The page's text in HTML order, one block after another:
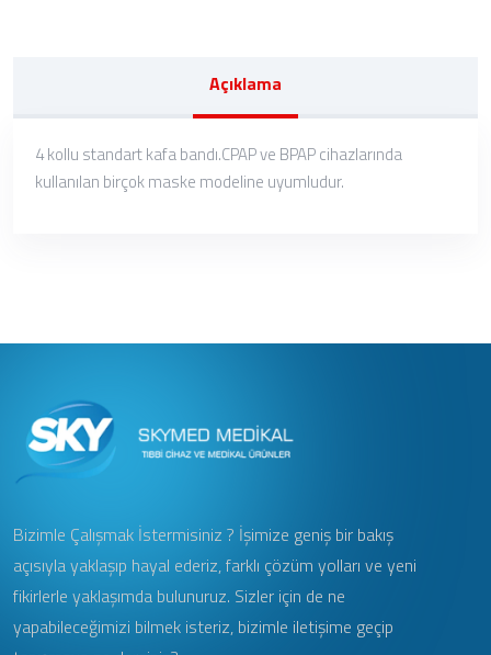
Açıklama
4 kollu standart kafa bandı.CPAP ve BPAP cihazlarında
kullanılan birçok maske modeline uyumludur.
Bizimle Çalışmak İstermisiniz ? İşimize geniş bir bakış
açısıyla yaklaşıp hayal ederiz, farklı çözüm yolları ve yeni
fikirlerle yaklaşımda bulunuruz. Sizler için de ne
yapabileceğimizi bilmek isteriz, bizimle iletişime geçip